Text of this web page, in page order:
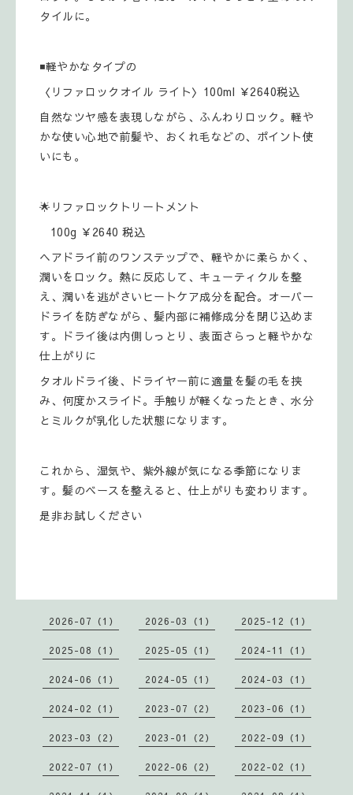
タイルに。
◾軽やかなタイプの
〈リファロックオイル ライト〉100ml ￥2640税込
自然なツヤ感を表現しながら、ふんわりロック。軽や
かな使い心地で前髪や、おくれ毛などの、ポイント使
いにも。
🌟リファロックトリートメント
100g ￥2640 税込
ヘアドライ前のワンステップで、軽やかに柔らかく、
潤いをロック。熱に反応して、キューティクルを整
え、潤いを逃がさいヒートケア成分を配合。オーバー
ドライを防ぎながら、髪内部に補修成分を閉じ込めま
す。ドライ後は内側しっとり、表面さらっと軽やかな
仕上がりに
タオルドライ後、ドライヤー前に適量を髪の毛を挟
み、何度かスライド。手触りが軽くなったとき、水分
とミルクが乳化した状態になります。
これから、湿気や、紫外線が気になる季節になりま
す。髪のベースを整えると、仕上がりも変わります。
是非お試しください
2026-07（1） 2026-03（1） 2025-12（1）
2025-08（1） 2025-05（1） 2024-11（1）
2024-06（1） 2024-05（1） 2024-03（1）
2024-02（1） 2023-07（2） 2023-06（1）
2023-03（2） 2023-01（2） 2022-09（1）
2022-07（1） 2022-06（2） 2022-02（1）